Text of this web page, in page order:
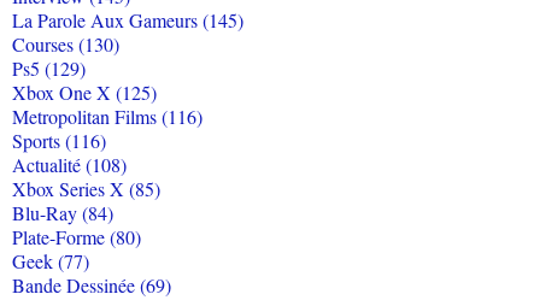
La Parole Aux Gameurs (145)
Courses (130)
Ps5 (129)
Xbox One X (125)
Metropolitan Films (116)
Sports (116)
Actualité (108)
Xbox Series X (85)
Blu-Ray (84)
Plate-Forme (80)
Geek (77)
Bande Dessinée (69)